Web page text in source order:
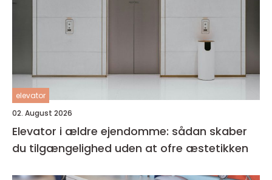
elevator
02. August 2026
Elevator i ældre ejendomme: sådan skaber
du tilgængelighed uden at ofre æstetikken